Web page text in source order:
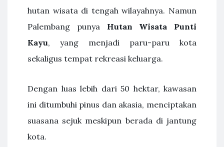
hutan wisata di tengah wilayahnya. Namun
Palembang punya Hutan Wisata Punti
Kayu, yang menjadi paru-paru kota
sekaligus tempat rekreasi keluarga.
Dengan luas lebih dari 50 hektar, kawasan
ini ditumbuhi pinus dan akasia, menciptakan
suasana sejuk meskipun berada di jantung
kota.